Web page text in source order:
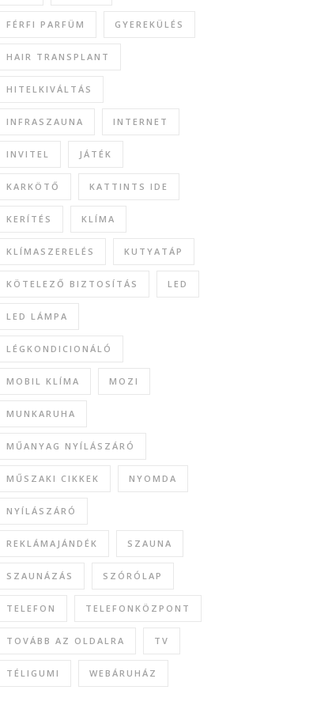
FÉRFI PARFÜM GYEREKÜLÉS
HAIR TRANSPLANT
HITELKIVÁLTÁS
INFRASZAUNA INTERNET
INVITEL JÁTÉK
KARKÖTŐ KATTINTS IDE
KERÍTÉS KLÍMA
KLÍMASZERELÉS KUTYATÁP
KÖTELEZŐ BIZTOSÍTÁS LED
LED LÁMPA
LÉGKONDICIONÁLÓ
MOBIL KLÍMA MOZI
MUNKARUHA
MŰANYAG NYÍLÁSZÁRÓ
MŰSZAKI CIKKEK NYOMDA
NYÍLÁSZÁRÓ
REKLÁMAJÁNDÉK SZAUNA
SZAUNÁZÁS SZÓRÓLAP
TELEFON TELEFONKÖZPONT
TOVÁBB AZ OLDALRA TV
TÉLIGUMI WEBÁRUHÁZ